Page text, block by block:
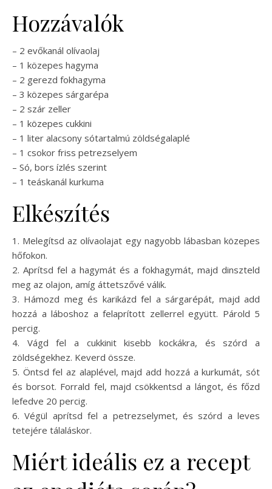
Hozzávalók
– 2 evőkanál olívaolaj
– 1 közepes hagyma
– 2 gerezd fokhagyma
– 3 közepes sárgarépa
– 2 szár zeller
– 1 közepes cukkini
– 1 liter alacsony sótartalmú zöldségalaplé
– 1 csokor friss petrezselyem
– Só, bors ízlés szerint
– 1 teáskanál kurkuma
Elkészítés
1. Melegítsd az olívaolajat egy nagyobb lábasban közepes
hőfokon.
2. Aprítsd fel a hagymát és a fokhagymát, majd dinszteld
meg az olajon, amíg áttetszővé válik.
3. Hámozd meg és karikázd fel a sárgarépát, majd add
hozzá a láboshoz a felaprított zellerrel együtt. Párold 5
percig.
4. Vágd fel a cukkinit kisebb kockákra, és szórd a
zöldségekhez. Keverd össze.
5. Öntsd fel az alaplével, majd add hozzá a kurkumát, sót
és borsot. Forrald fel, majd csökkentsd a lángot, és főzd
lefedve 20 percig.
6. Végül aprítsd fel a petrezselymet, és szórd a leves
tetejére tálaláskor.
Miért ideális ez a recept